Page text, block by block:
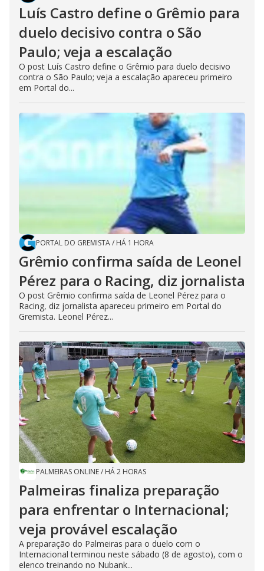
Luís Castro define o Grêmio para
duelo decisivo contra o São
Paulo; veja a escalação
O post Luís Castro define o Grêmio para duelo decisivo
contra o São Paulo; veja a escalação apareceu primeiro
em Portal do...
PORTAL DO GREMISTA/ HÁ 1 HORA
Grêmio confirma saída de Leonel
Pérez para o Racing, diz jornalista
O post Grêmio confirma saída de Leonel Pérez para o
Racing, diz jornalista apareceu primeiro em Portal do
Gremista. Leonel Pérez...
PALMEIRAS ONLINE/ HÁ 2 HORAS
Palmeiras finaliza preparação
para enfrentar o Internacional;
veja provável escalação
A preparação do Palmeiras para o duelo com o
Internacional terminou neste sábado (8 de agosto), com o
elenco treinando no Nubank...